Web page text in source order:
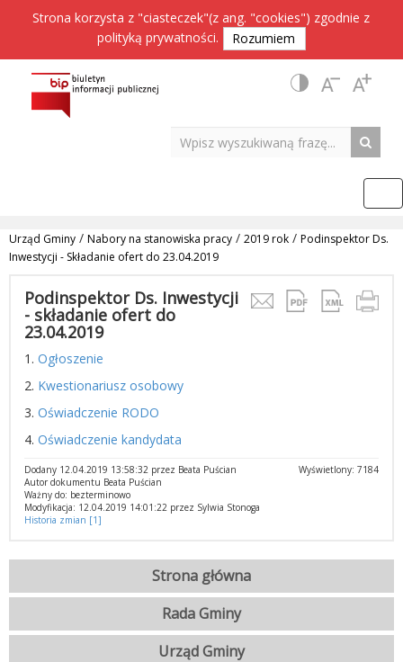
Strona korzysta z "ciasteczek"(z ang. "cookies") zgodnie z
polityką prywatności. Rozumiem
Urząd Gminy / Nabory na stanowiska pracy / 2019 rok / Podinspektor Ds.
Inwestycji - Składanie ofert do 23.04.2019
Podinspektor Ds. Inwestycji
- składanie ofert do
23.04.2019
1. Ogłoszenie
2. Kwestionariusz osobowy
3. Oświadczenie RODO
4. Oświadczenie kandydata
Wyświetlony: 7184
Dodany 12.04.2019 13:58:32 przez Beata Puścian
Autor dokumentu Beata Puścian
Ważny do: bezterminowo
Modyfikacja: 12.04.2019 14:01:22 przez Sylwia Stonoga
Historia zmian [1]
Strona główna
Rada Gminy
Urząd Gminy